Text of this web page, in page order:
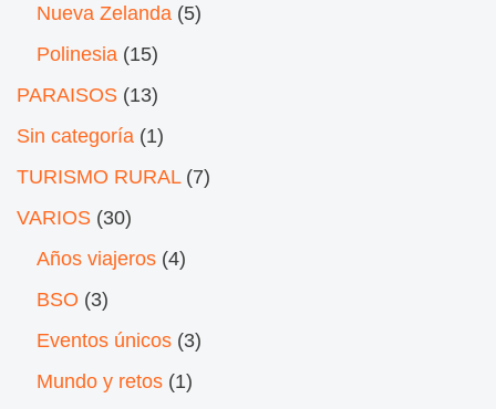
Nueva Zelanda (5)
Polinesia (15)
PARAISOS (13)
Sin categoría (1)
TURISMO RURAL(7)
VARIOS (30)
Años viajeros (4)
BSO (3)
Eventos únicos (3)
Mundo y retos (1)